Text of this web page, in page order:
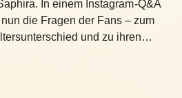
In einem Instagram-Q&A
die Fragen der Fans – zum
und zu ihren…